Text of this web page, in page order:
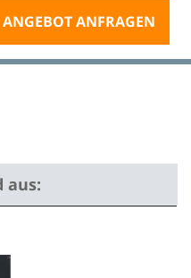
ANGEBOT ANFRAGEN
aus: